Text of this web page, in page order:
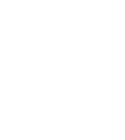
הייצור של
בשנת 2018, וכעת מגיעה תורו של הדור